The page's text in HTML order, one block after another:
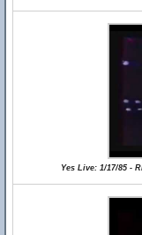
Yes Live: 1/17/85 -